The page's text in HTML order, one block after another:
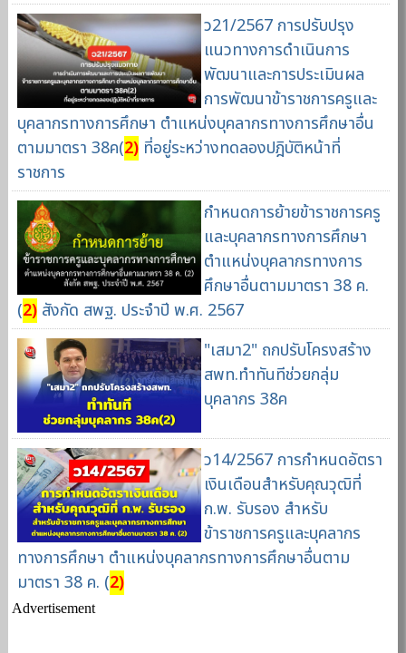
ว21/2567 การปรับปรุง
แนวทางการดำเนินการ
พัฒนาและการประเมินผล
การพัฒนาข้าราชการครูและ
บุคลากรทางการศึกษา ตำแหน่งบุคลากรทางการศึกษาอื่น
ตามมาตรา 38ค(2) ที่อยู่ระหว่างทดลองปฎิบัติหน้าที่
ราชการ
กำหนดการย้ายข้าราชการครู
และบุคลากรทางการศึกษา
ตำแหน่งบุคลากรทางการ
ศึกษาอื่นตามมาตรา 38 ค.
(2) สังกัด สพฐ. ประจำปี พ.ศ. 2567
"เสมา2" ถกปรับโครงสร้าง
สพท.ทำทันทีช่วยกลุ่ม
บุคลากร 38ค
ว14/2567 การกำหนดอัตรา
เงินเดือนสำหรับคุณวุฒิที่
ก.พ. รับรอง สำหรับ
ข้าราชการครูและบุคลากร
ทางการศึกษา ตำแหน่งบุคลากรทางการศึกษาอื่นตาม
มาตรา 38 ค. (2)
Advertisement